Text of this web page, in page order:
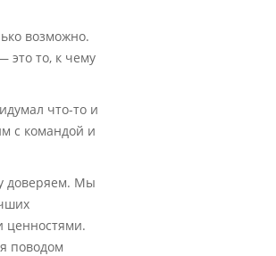
возможно.
это то, к чему
что-то и
с командой и
доверяем. Мы
ценностями.
поводом